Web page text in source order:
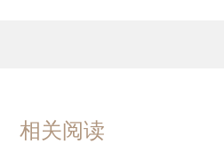
相关阅读